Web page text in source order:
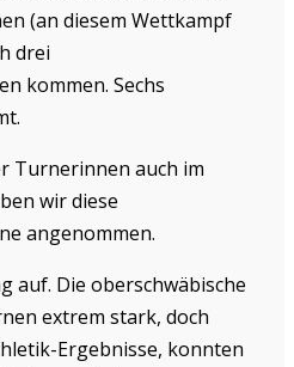
(an diesem Wettkampf
drei
kommen. Sechs
Turnerinnen auch im
wir diese
angenommen.
auf. Die oberschwäbische
extrem stark, doch
Ergebnisse, konnten